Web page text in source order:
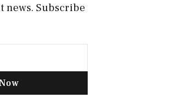
news. Subscribe